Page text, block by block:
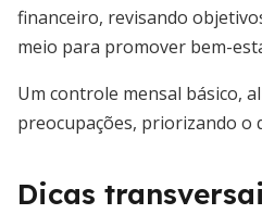
financeiro, revisando
meio para promover bem-
Um controle mensal básico,
preocupações, priorizando o
Dicas